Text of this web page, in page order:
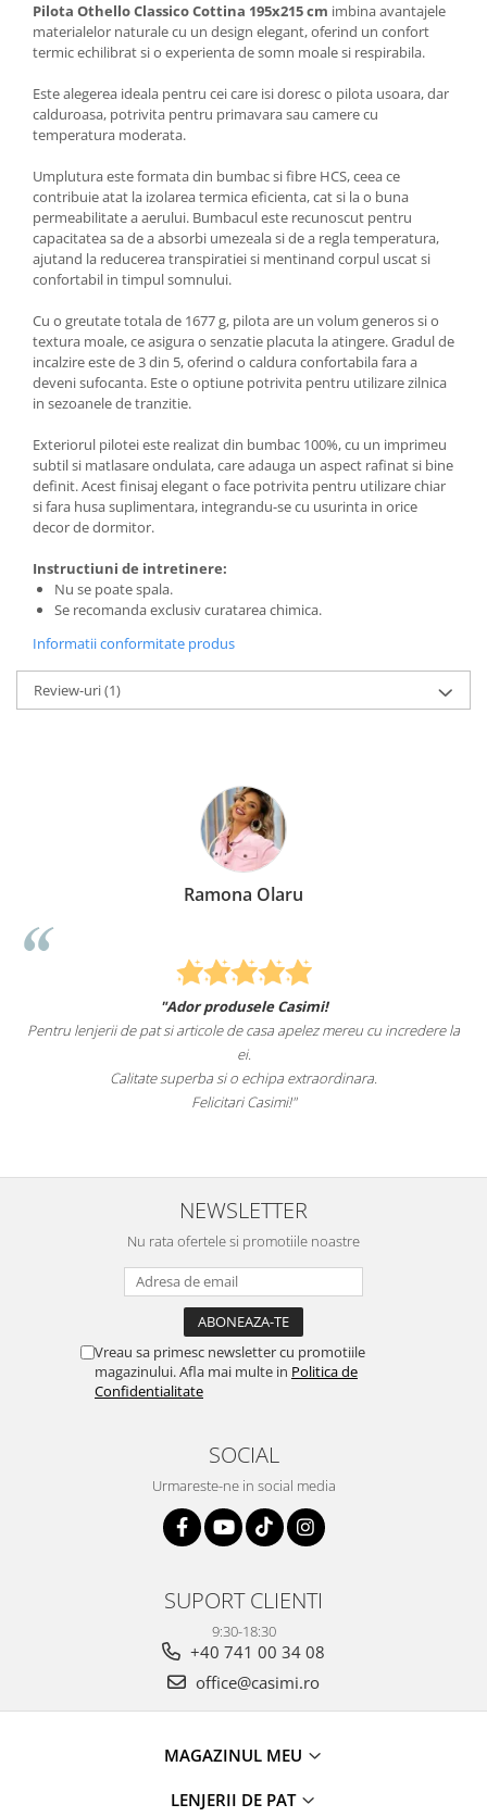
Pilota Othello Classico Cottina 195x215 cm imbina avantajele
materialelor naturale cu un design elegant, oferind un confort
termic echilibrat si o experienta de somn moale si respirabila.
Este alegerea ideala pentru cei care isi doresc o pilota usoara, dar
calduroasa, potrivita pentru primavara sau camere cu
temperatura moderata.
Umplutura este formata din bumbac si fibre HCS, ceea ce
contribuie atat la izolarea termica eficienta, cat si la o buna
permeabilitate a aerului. Bumbacul este recunoscut pentru
capacitatea sa de a absorbi umezeala si de a regla temperatura,
ajutand la reducerea transpiratiei si mentinand corpul uscat si
confortabil in timpul somnului.
Cu o greutate totala de 1677 g, pilota are un volum generos si o
textura moale, ce asigura o senzatie placuta la atingere. Gradul de
incalzire este de 3 din 5, oferind o caldura confortabila fara a
deveni sufocanta. Este o optiune potrivita pentru utilizare zilnica
in sezoanele de tranzitie.
Exteriorul pilotei este realizat din bumbac 100%, cu un imprimeu
subtil si matlasare ondulata, care adauga un aspect rafinat si bine
definit. Acest finisaj elegant o face potrivita pentru utilizare chiar
si fara husa suplimentara, integrandu-se cu usurinta in orice
decor de dormitor.
Instructiuni de intretinere:
Nu se poate spala.
Se recomanda exclusiv curatarea chimica.
Informatii conformitate produs
Review-uri(1)
Ramona Olaru
"Ador produsele Casimi!
Pentru lenjerii de pat si articole de casa apelez mereu cu incredere la
ei.
Calitate superba si o echipa extraordinara.
Felicitari Casimi!"
NEWSLETTER
Nu rata ofertele si promotiile noastre
Vreau sa primesc newsletter cu promotiile
magazinului. Afla mai multe in Politica de
Confidentialitate
SOCIAL
Urmareste-ne in social media
SUPORT CLIENTI
9:30-18:30
+40 741 00 34 08
office@casimi.ro
MAGAZINUL MEU
LENJERII DE PAT